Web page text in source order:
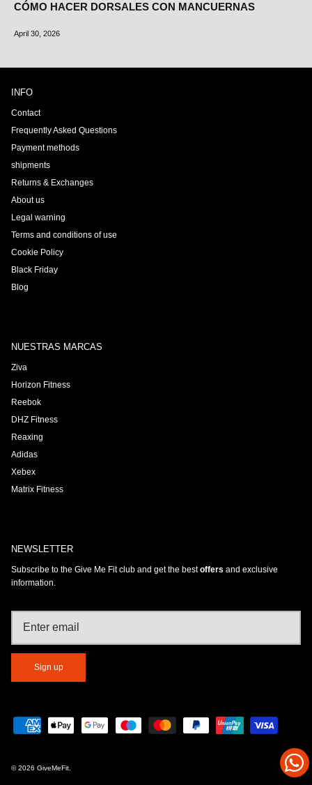
CÓMO HACER DORSALES CON MANCUERNAS
April 30, 2026
INFO
Contact
Frequently Asked Questions
Payment methods
shipments
Returns & Exchanges
About us
Legal warning
Terms and conditions of use
Cookie Policy
Black Friday
Blog
NUESTRAS MARCAS
Ziva
Horizon Fitness
Reebok
DHZ Fitness
Reaxing
Adidas
Xebex
Matrix Fitness
NEWSLETTER
Subscribe to the Give Me Fit club and get the bestoffers and exclusive
information.
Sign up
© 2026 GiveMeFit